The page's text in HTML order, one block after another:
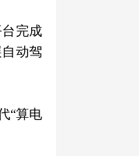
完成
动驾
“算电